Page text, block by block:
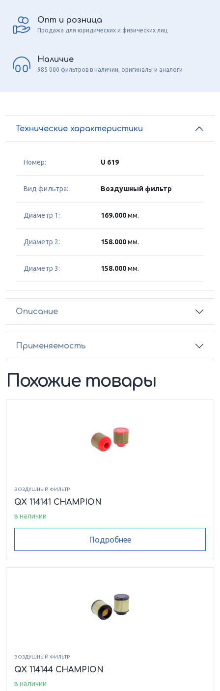
Опт и розница
Продажа для юридических и физических лиц
Наличие
985 000 фильтров в наличии, оригиналы и аналоги
Технические характеристики
Номер: U 619
Вид фильтра: Воздушный фильтр
Диаметр 1: 169.000мм.
Диаметр 2: 158.000мм.
Диаметр 3: 158.000мм.
Описание
Применяемость
Похожие товары
ВОЗДУШНЫЙ ФИЛЬТР
QX 114141 CHAMPION
в наличии
Подробнее
ВОЗДУШНЫЙ ФИЛЬТР
QX 114144 CHAMPION
в наличии